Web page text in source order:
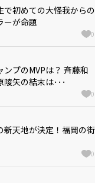
で初めての大怪我からの
ーが命題
0
プのMVPは？ 斉藤和
矢の結末は･･･
0
新天地が決定！福岡の街
0